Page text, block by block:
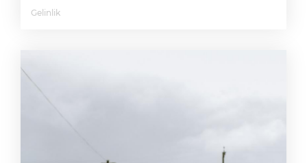
Gelinlik